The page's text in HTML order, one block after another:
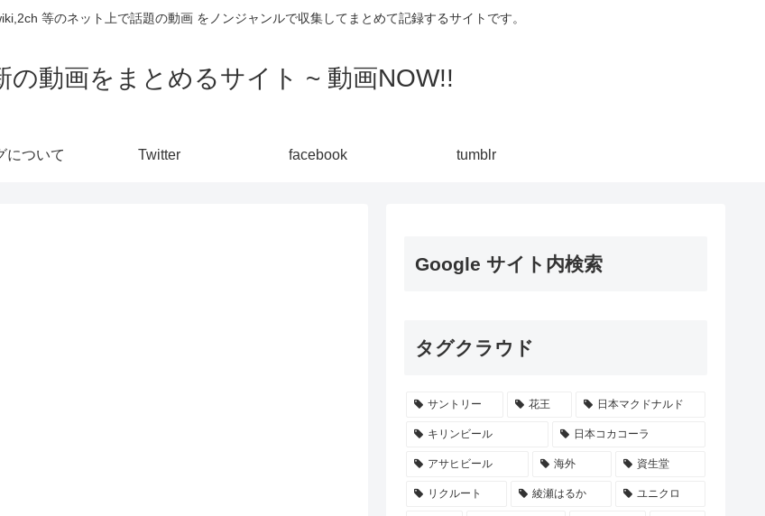
等のネット上で話題の動画 をノンジャンルで収集してまとめて記録するサイトです。
の動画をまとめるサイト ~ 動画NOW!!
について Twitter facebook tumblr
Google サイト内検索
タグクラウド
サントリー 花王 日本マクドナルド
キリンビール 日本コカコーラ
アサヒビール 海外 資生堂
リクルート 綾瀬はるか ユニクロ